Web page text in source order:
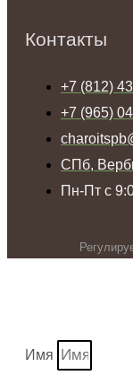
Контакты
+7 (812)
+7 (965)
СПб,
Пн-Пт с
Имя